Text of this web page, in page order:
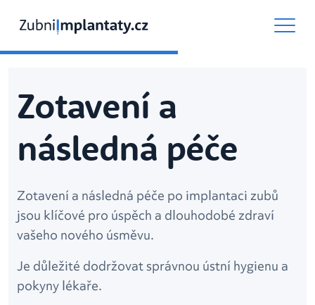
Zotavení a
následná péče
Zotavení a následná péče po implantaci zubů
jsou klíčové pro úspěch a dlouhodobé zdraví
vašeho nového úsměvu.
Je důležité dodržovat správnou ústní hygienu a
pokyny lékaře.